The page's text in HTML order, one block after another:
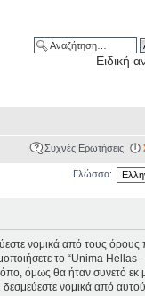
Ειδική
Συχνές Ερωτήσεις
Γλώσσα:
νομικά από τους όρους
το “Unima Hellas -
όμως θα ήταν συνετό εκ
δεσμεύεστε νομικά από